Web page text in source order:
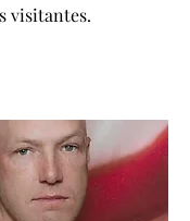
visitantes.